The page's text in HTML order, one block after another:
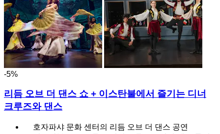
-5%
리듬 오브 더 댄스 쇼 + 이스탄불에서 즐기는 디너
크루즈와 댄스
호자파샤 문화 센터의 리듬 오브 더 댄스 공연